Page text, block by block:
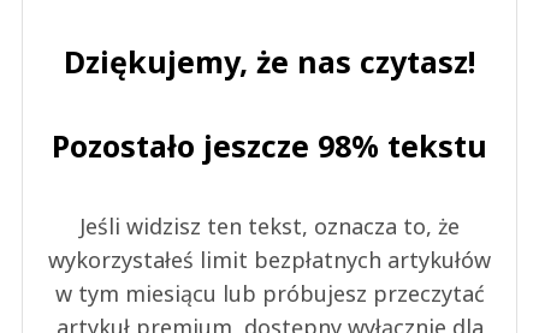
Dziękujemy, że nas czytasz!
Pozostało jeszcze 98% tekstu
Jeśli widzisz ten tekst, oznacza to, że
wykorzystałeś limit bezpłatnych artykułów
w tym miesiącu lub próbujesz przeczytać
artykuł premium, dostępny wyłącznie dla